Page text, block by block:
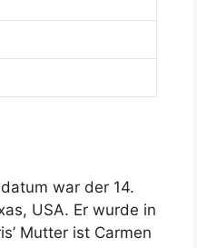
war der 14.
USA. Er wurde in
Mutter ist Carmen